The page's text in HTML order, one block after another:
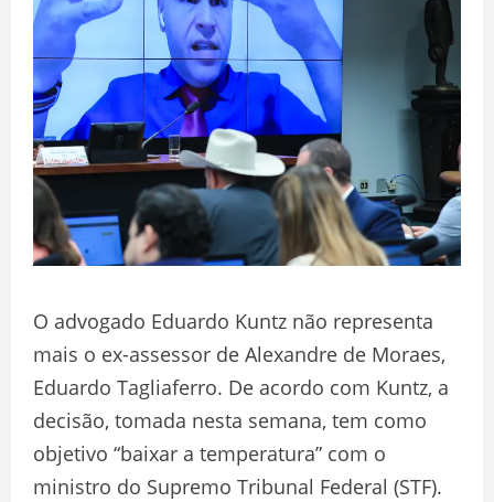
O advogado Eduardo Kuntz não representa
mais o ex-assessor de Alexandre de Moraes,
Eduardo Tagliaferro. De acordo com Kuntz, a
decisão, tomada nesta semana, tem como
objetivo “baixar a temperatura” com o
ministro do Supremo Tribunal Federal (STF).